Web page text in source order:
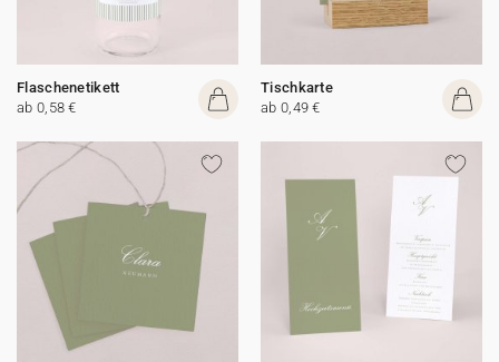
Flaschenetikett
ab 0,58 €
Tischkarte
ab 0,49 €